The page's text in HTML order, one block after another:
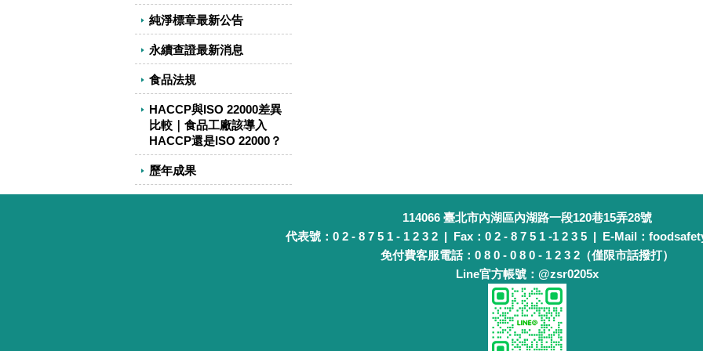
純淨標章最新公告
永續查證最新消息
食品法規
HACCP與ISO 22000差異
比較｜食品工廠該導入
HACCP還是ISO 22000？
歷年成果
114066 臺北市內湖區內湖路一段120巷15弄28號
代表號：0 2 - 8 7 5 1 - 1 2 3 2 | Fax：0 2 - 8 7 5 1 -1 2 3 5 | E-Mail：
免付費客服電話：0 8 0 - 0 8 0 - 1 2 3 2（僅限市話撥打）
Line官方帳號：@zsr0205x